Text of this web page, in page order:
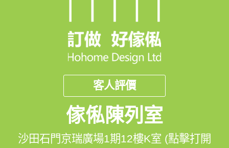
客人評價
傢俬陳列室
沙田石門京瑞廣場1期12樓K室 (點擊打開